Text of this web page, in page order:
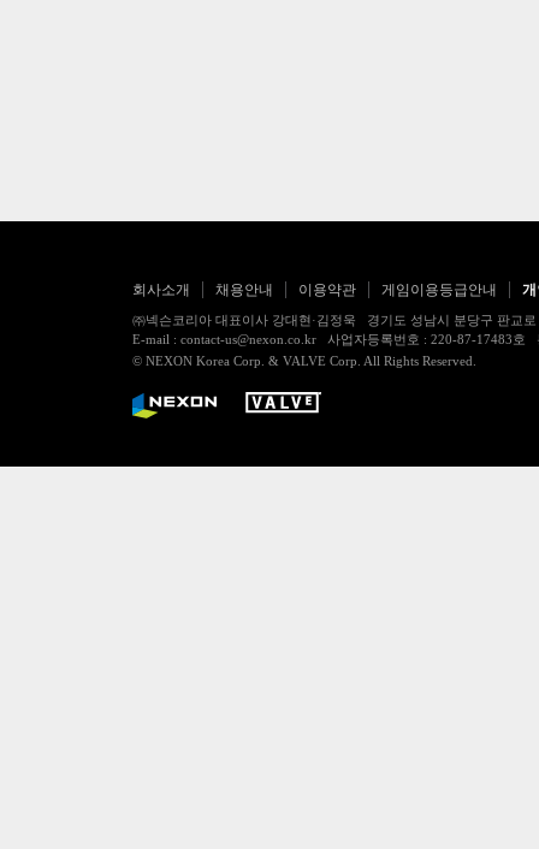
회사소개 채용안내 이용약관 게임이용등급안내
㈜넥슨코리아 대표이사 강대현·김정욱 경기도 성남시 분당구 판교
E-mail : contact-us@nexon.co.kr 사업자등록번호 : 220-87-17483
© NEXON Korea Corp. & VALVE Corp. All Rights Reserved.